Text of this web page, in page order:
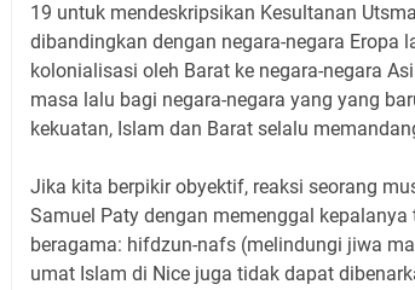
19 untuk mendeskripsikan Kesultanan
dibandingkan dengan negara-negara Eropa
kolonialisasi oleh Barat ke negara-negara
masa lalu bagi negara-negara yang yang
kekuatan, Islam dan Barat selalu
Jika kita berpikir obyektif, reaksi seorang
Samuel Paty dengan memenggal
beragama: hifdzun-nafs (melindungi jiwa
umat Islam di Nice juga tidak dapat